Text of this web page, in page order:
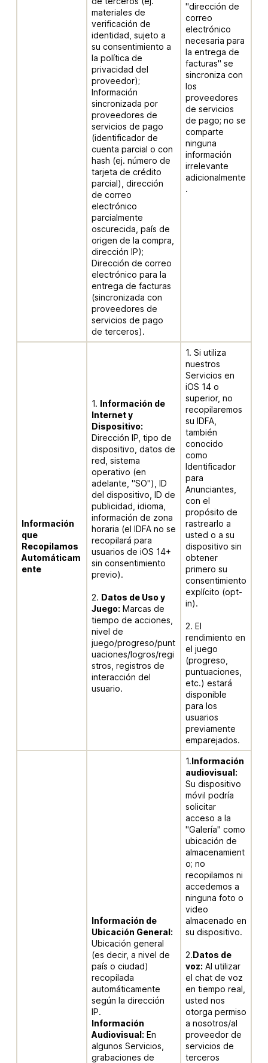
materiales de
verificación de
identidad, sujeto a
su consentimiento a
la política de
privacidad del
proveedor);
Información
sincronizada por
proveedores de
servicios de pago
(identificador de
cuenta parcial o con
hash (ej. número de
tarjeta de crédito
parcial), dirección
de correo
electrónico
parcialmente
oscurecida, país de
origen de la compra,
dirección IP);
Dirección de correo
electrónico para la
entrega de facturas
(sincronizada con
proveedores de
servicios de pago
de terceros).
"dirección de
correo
electrónico
necesaria para
la entrega de
facturas" se
sincroniza con
los
proveedores
de servicios
de pago; no se
comparte
ninguna
información
irrelevante
adicionalmente
.
Información
que
Recopilamos
Automáticam
ente
1. Información de
Internet y
Dispositivo:
Dirección IP, tipo de
dispositivo, datos de
red, sistema
operativo (en
adelante, "SO"), ID
del dispositivo, ID de
publicidad, idioma,
información de zona
horaria (el IDFA no se
recopilará para
usuarios de iOS 14+
sin consentimiento
previo).
2. Datos de Uso y
Juego: Marcas de
tiempo de acciones,
nivel de
juego/progreso/punt
uaciones/logros/regi
stros, registros de
interacción del
usuario.
1. Si utiliza
nuestros
Servicios en
iOS 14 o
superior, no
recopilaremos
su IDFA,
también
conocido
como
Identificador
para
Anunciantes,
con el
propósito de
rastrearlo a
usted o a su
dispositivo sin
obtener
primero su
consentimiento
explícito (opt-
in).
2. El
rendimiento en
el juego
(progreso,
puntuaciones,
etc.) estará
disponible
para los
usuarios
previamente
emparejados.
Información de
Ubicación General:
Ubicación general
(es decir, a nivel de
país o ciudad)
recopilada
automáticamente
según la dirección
IP.
Información
Audiovisual: En
algunos Servicios,
grabaciones de
1.Información
audiovisual:
Su dispositivo
móvil podría
solicitar
acceso a la
"Galería" como
ubicación de
almacenamient
o; no
recopilamos ni
accedemos a
ninguna foto o
video
almacenado en
su dispositivo.
2.Datos de
voz: Al utilizar
el chat de voz
en tiempo real,
usted nos
otorga permiso
a nosotros/al
proveedor de
servicios de
terceros